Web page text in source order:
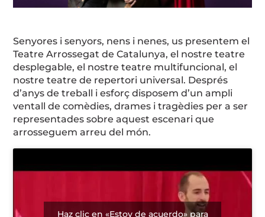
Senyores i senyors, nens i nenes, us presentem el
Teatre Arrossegat de Catalunya, el nostre teatre
desplegable, el nostre teatre multifuncional, el
nostre teatre de repertori universal. Després
d’anys de treball i esforç disposem d’un ampli
ventall de comèdies, drames i tragèdies per a ser
representades sobre aquest escenari que
arrosseguem arreu del món.
Haz clic en «Estoy de acuerdo» para